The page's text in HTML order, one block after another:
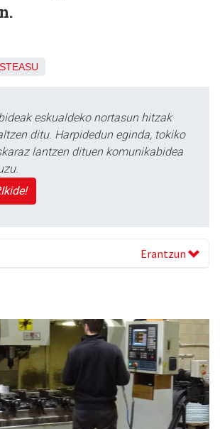
eskualdeko nortasun hitzak
ditu. Harpidedun eginda, tokiko
lantzen dituen komunikabidea
Erantzun